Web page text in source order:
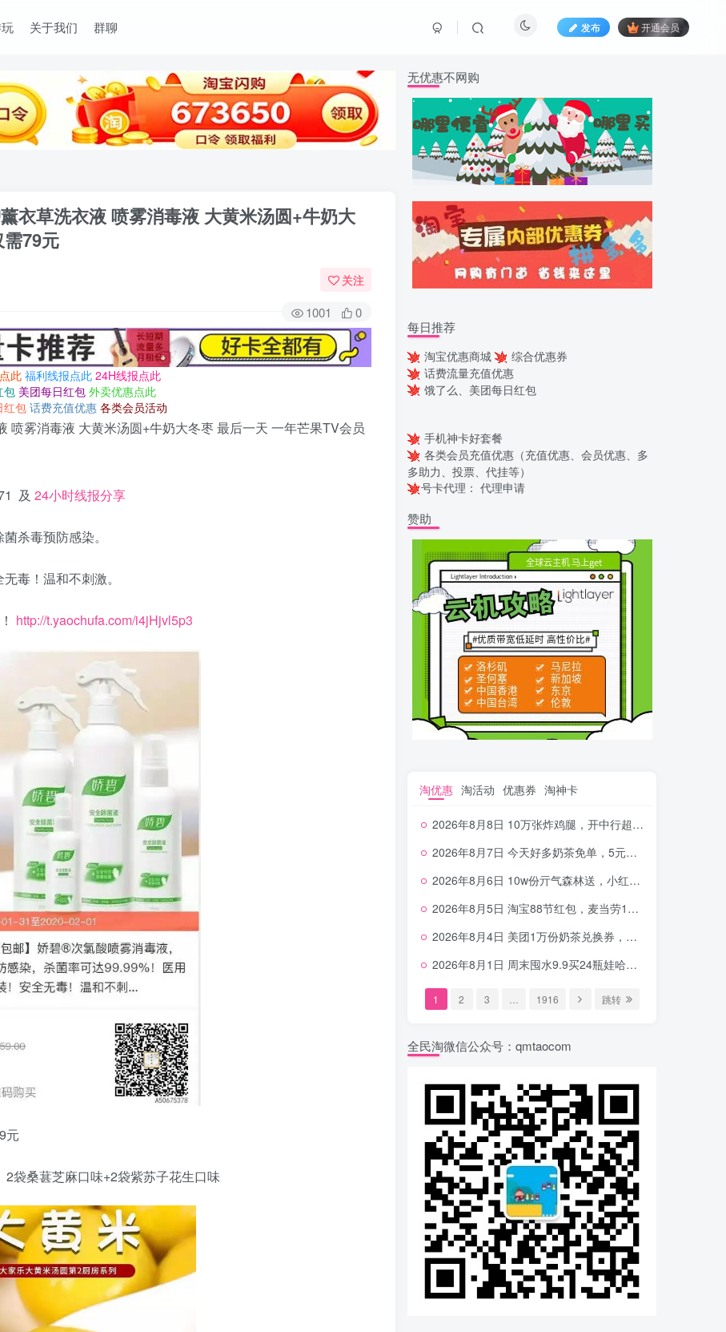
关于我们 群聊 发布 开通会员
衣草洗衣液 喷雾消毒液 大黄米汤圆+牛奶大
79元
关注
1001 0
此 福利线报点此 24H线报点此
包 美团每日红包 外卖优惠点此
红包 话费充值优惠 各类会员活动
喷雾消毒液 大黄米汤圆+牛奶大冬枣 最后一天 一年芒果TV会员
及 24小时线报分享
杀毒预防感染。
毒！温和不刺激。
http://t.yaochufa.com/i4jHjvl5p3
元
袋桑葚芝麻口味+2袋紫苏子花生口味
无优惠不网购
每日推荐
淘宝优惠商城
综合优惠券
话费流量充值优惠
饿了么、美团每日红包
手机神卡好套餐
各类会员充值优惠（充值优惠、会员优惠、多
多助力、投票、代挂等）
号卡代理： 代理申请
赞助
淘优惠 淘活动 优惠券 淘神卡
2026年8月8日 10万张炸鸡腿，开中行超给利，美团奶茶0.01，加油券，千问1.8~18.8体验金等
2026年8月7日 今天好多奶茶免单，5元农行省钱卡，京东抢0.01沪上，邮储5.88元等
2026年8月6日 10w份亓气森林送，小红书12元无门槛，中行电费30-10，0元柠檬水+0撸汉堡等
2026年8月5日 淘宝88节红包，麦当劳150万份柠檬水，三万份瑞幸免单，霸王9万份0.01券等
2026年8月4日 美团1万份奶茶兑换券，农行5E卡，中行支付超给利，美团领18个冰激凌，小米每天领2-6元等等
2026年8月1日 周末囤水9.9买24瓶娃哈哈，建行100元京东券，移动5元话费，麦当劳甜筒，交行立减金等
1 2 3 1916 跳转
全民淘微信公众号：qmtaocom